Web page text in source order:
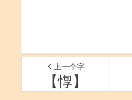
上一个字
【惸】